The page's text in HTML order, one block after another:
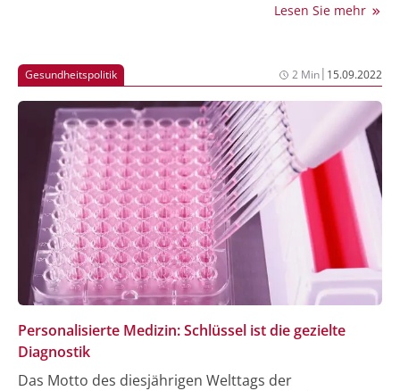
Umwelt haben. Verringern könnten das medizinische
aktiviert werden. Einem Forschungsteam aus
Pharmazie und Chemie der Christian-Albrechts-
Universität zu Kiel (CAU) ist es jetzt gemeinsam mit
Kolleginnen und Kollegen aus Barcelona und Glasgow
gelungen, ein per Licht aktivierbares Östrogen zu
entwickeln. So kann die biologische Wirkung des
Geschlechtshormons auf einen Bereich begrenzt
werden, der deutlich kleiner ist als eine Zelle. Ihre
Ergebnisse hat das Forschungsteam kürzlich im
renommierten Journal of the American Chemical
Society veröffentlicht.
Lesen Sie mehr
Gesundheitspolitik 2 Min| 15.09.2022
Personalisierte Medizin: Schlüssel ist die gezielte
Diagnostik
Das Motto des diesjährigen Welttags der